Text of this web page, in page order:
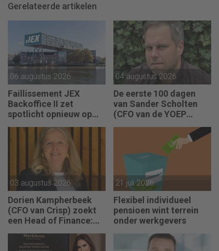
Gerelateerde artikelen
06 augustus 2026
Faillissement JEX
Backoffice II zet
spotlicht opnieuw op
04 augustus 2026
De eerste 100 dagen
van Sander Scholten
(CFO van de YOEP
sturing werkt pas echt
als mensen begrijpen
waarom keuzes nodig
zijn.”
03 augustus 2026
Dorien Kampherbeek
(CFO van Crisp) zoekt
een Head of Finance:
performance driven
21 juli 2026
Flexibel individueel
pensioen wint terrein
onder werkgevers